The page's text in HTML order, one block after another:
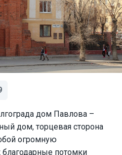
дом Павлова –
дом, торцевая сторона
огромную
потомки